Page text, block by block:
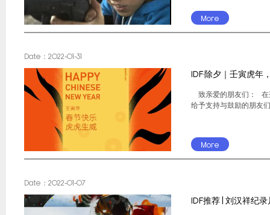
More
Date：2022-01-31
IDF·除夕｜壬寅虎年
致亲爱的朋友们： 在
给予支持与鼓励的朋友
More
Date：2022-01-07
IDF推荐 | 刘汉祥纪